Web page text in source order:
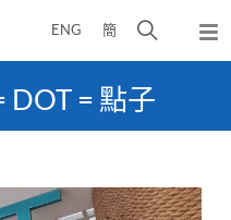
ENG 簡
開
彈
出
單
DOT = 點子